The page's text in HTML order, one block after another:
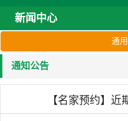
新闻中心
通
通知公告
【名家预约】